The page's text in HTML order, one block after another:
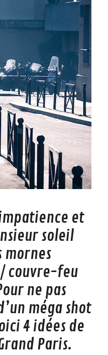
et
soleil
mornes
couvre-feu
ne pas
méga shot
4 idées de
Paris.